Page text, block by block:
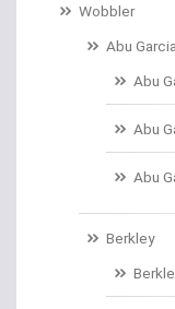
Banksticks/
Barrows &
Bauchtaschen
Bedchairs
Wobbler
Abu Garcia
Abu
Abu
Abu
Berkley